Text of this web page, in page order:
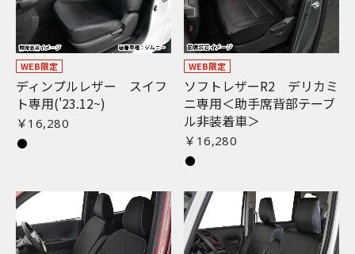
WEB限定
ディンプルレザー スイフ
ト専用('23.12~)
￥16,280
WEB限定
ソフトレザーR2 デリカミ
ニ専用＜助手席背部テーブ
ル非装着車＞
￥16,280